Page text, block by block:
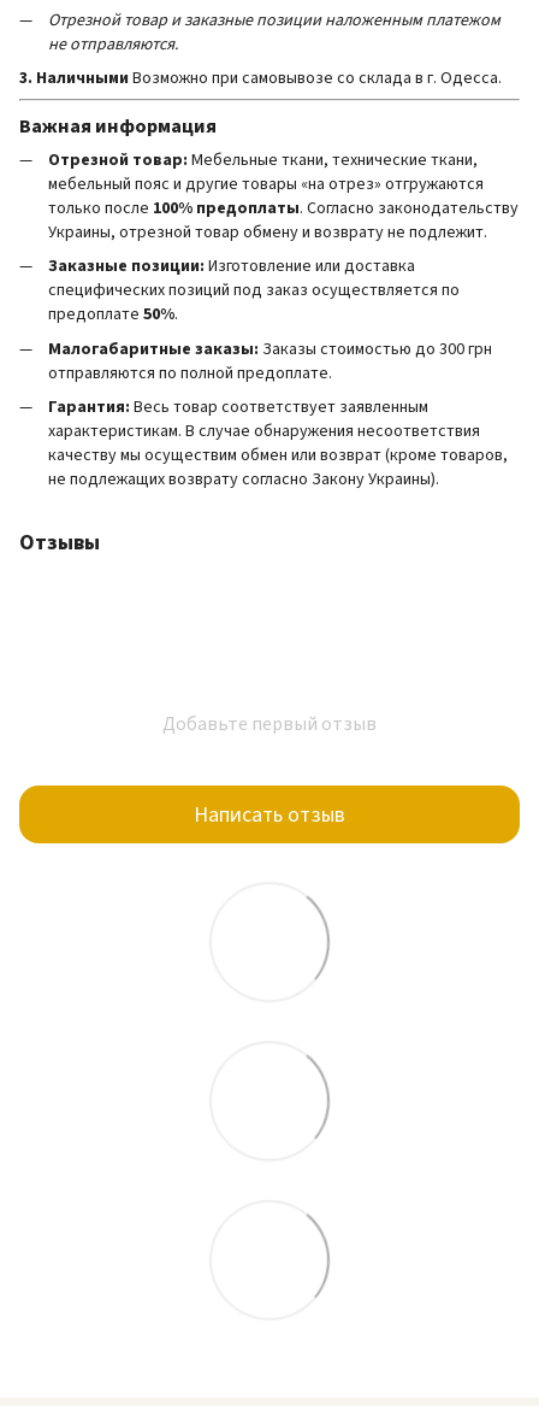
Отрезной товар и заказные позиции наложенным платежом
не отправляются.
3. Наличными Возможно при самовывозе со склада в г. Одесса.
Важная информация
Отрезной товар: Мебельные ткани, технические ткани,
мебельный пояс и другие товары «на отрез» отгружаются
только после 100% предоплаты. Согласно законодательству
Украины, отрезной товар обмену и возврату не подлежит.
Заказные позиции: Изготовление или доставка
специфических позиций под заказ осуществляется по
предоплате 50%.
Малогабаритные заказы: Заказы стоимостью до 300 грн
отправляются по полной предоплате.
Гарантия: Весь товар соответствует заявленным
характеристикам. В случае обнаружения несоответствия
качеству мы осуществим обмен или возврат (кроме товаров,
не подлежащих возврату согласно Закону Украины).
Отзывы
Добавьте первый отзыв
Написать отзыв